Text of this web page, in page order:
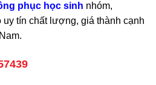
phục học sinh nhóm,
tín chất lượng, giá thành cạnh